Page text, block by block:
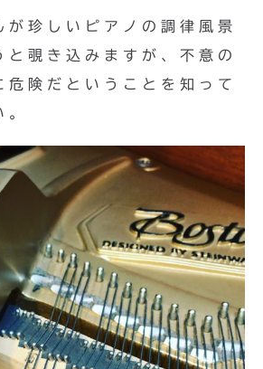
が珍しいピアノの調律風景
と覗き込みますが、不意の
危険だということを知って
。